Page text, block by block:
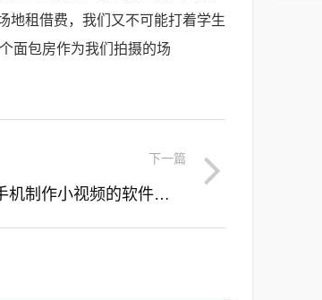
地租借费，我们又不可能打着学生
面包房作为我们拍摄的场
下一篇
短视频制作的软件 :手机制作小视频的软件哪个好？